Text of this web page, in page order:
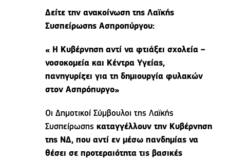
Δείτε την ανακοίνωση της Λαϊκής
Συσπείρωσης Ασπροπύργου:
« Η Κυβέρνηση αντί να φτιάξει σχολεία –
νοσοκομεία και Κέντρα Υγείας,
πανηγυρίζει για τη δημιουργία φυλακών
στον Ασπρόπυργο»
Οι Δημοτικοί Σύμβουλοι της Λαϊκής
Συσπείρωσηςκαταγγέλλουν την Κυβέρνηση
της ΝΔ, που αντί εν μέσω πανδημίας να
θέσει σε προτεραιότητα τις βασικές